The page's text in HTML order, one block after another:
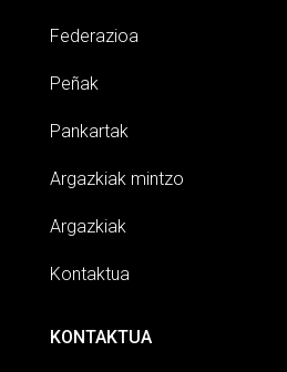
Federazioa
Peñak
Pankartak
Argazkiak mintzo
Argazkiak
Kontaktua
KONTAKTUA